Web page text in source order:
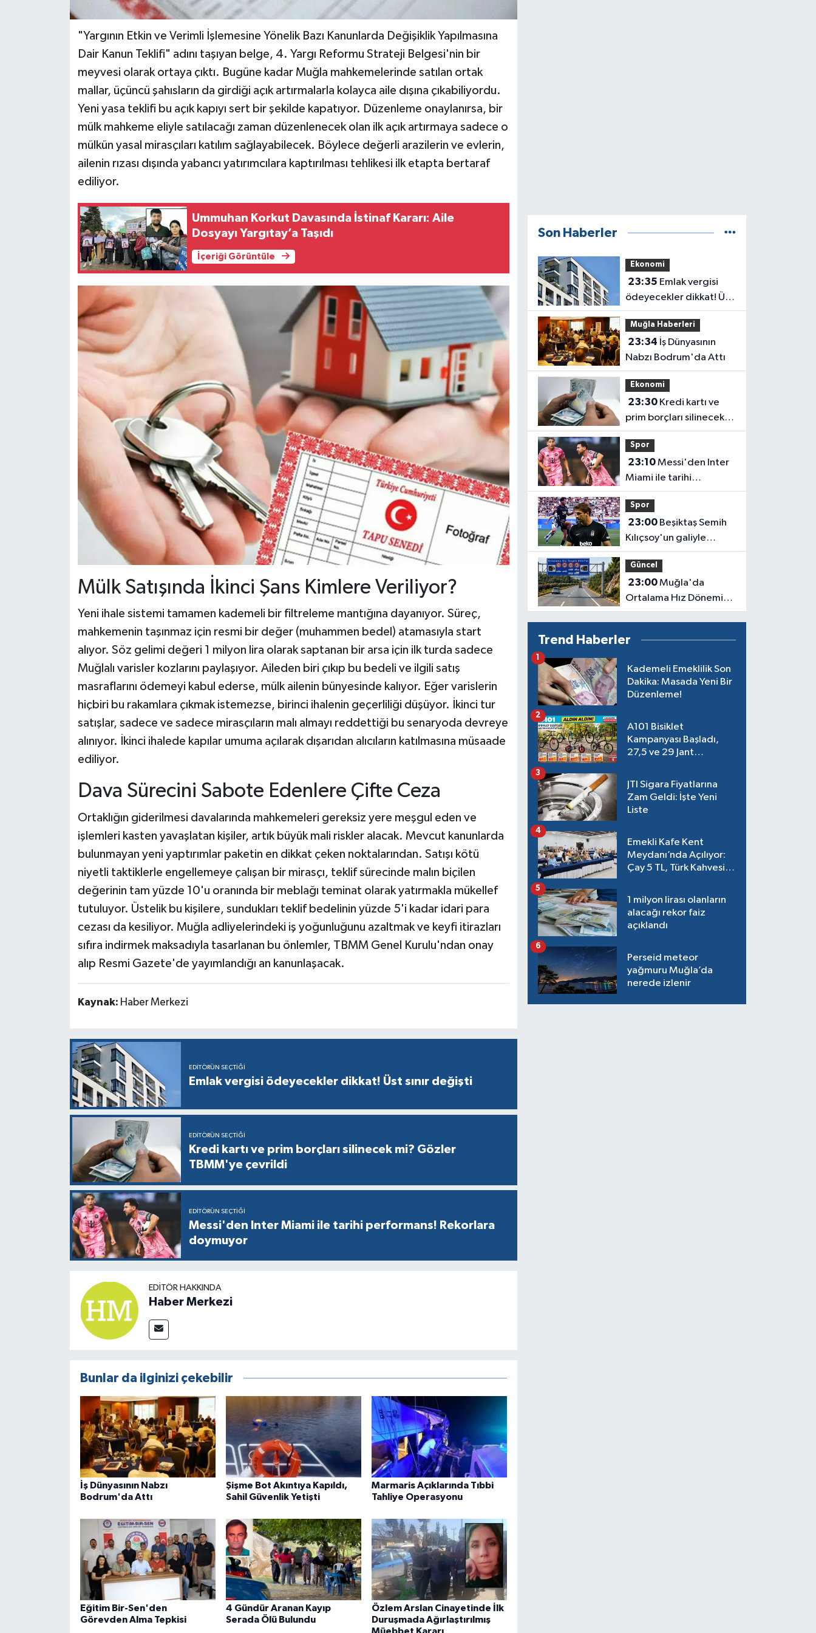
"Yargının Etkin ve Verimli İşlemesine Yönelik Bazı Kanunlarda Değişiklik Yapılmasına
Dair Kanun Teklifi" adını taşıyan belge, 4. Yargı Reformu Strateji Belgesi'nin bir
meyvesi olarak ortaya çıktı. Bugüne kadar Muğla mahkemelerinde satılan ortak
mallar, üçüncü şahısların da girdiği açık artırmalarla kolayca aile dışına çıkabiliyordu.
Yeni yasa teklifi bu açık kapıyı sert bir şekilde kapatıyor. Düzenleme onaylanırsa, bir
mülk mahkeme eliyle satılacağı zaman düzenlenecek olan ilk açık artırmaya sadece o
mülkün yasal mirasçıları katılım sağlayabilecek. Böylece değerli arazilerin ve evlerin,
ailenin rızası dışında yabancı yatırımcılara kaptırılması tehlikesi ilk etapta bertaraf
ediliyor.
Ummuhan Korkut Davasında İstinaf Kararı: Aile
Dosyayı Yargıtay’a Taşıdı
İçeriği Görüntüle
Mülk Satışında İkinci Şans Kimlere Veriliyor?
Yeni ihale sistemi tamamen kademeli bir filtreleme mantığına dayanıyor. Süreç,
mahkemenin taşınmaz için resmi bir değer (muhammen bedel) atamasıyla start
alıyor. Söz gelimi değeri 1 milyon lira olarak saptanan bir arsa için ilk turda sadece
Muğlalı varisler kozlarını paylaşıyor. Aileden biri çıkıp bu bedeli ve ilgili satış
masraflarını ödemeyi kabul ederse, mülk ailenin bünyesinde kalıyor. Eğer varislerin
hiçbiri bu rakamlara çıkmak istemezse, birinci ihalenin geçerliliği düşüyor. İkinci tur
satışlar, sadece ve sadece mirasçıların malı almayı reddettiği bu senaryoda devreye
alınıyor. İkinci ihalede kapılar umuma açılarak dışarıdan alıcıların katılmasına müsaade
ediliyor.
Dava Sürecini Sabote Edenlere Çifte Ceza
Ortaklığın giderilmesi davalarında mahkemeleri gereksiz yere meşgul eden ve
işlemleri kasten yavaşlatan kişiler, artık büyük mali riskler alacak. Mevcut kanunlarda
bulunmayan yeni yaptırımlar paketin en dikkat çeken noktalarından. Satışı kötü
niyetli taktiklerle engellemeye çalışan bir mirasçı, teklif sürecinde malın biçilen
değerinin tam yüzde 10'u oranında bir meblağı teminat olarak yatırmakla mükellef
tutuluyor. Üstelik bu kişilere, sundukları teklif bedelinin yüzde 5'i kadar idari para
cezası da kesiliyor. Muğla adliyelerindeki iş yoğunluğunu azaltmak ve keyfi itirazları
sıfıra indirmek maksadıyla tasarlanan bu önlemler, TBMM Genel Kurulu'ndan onay
alıp Resmi Gazete'de yayımlandığı an kanunlaşacak.
Kaynak: Haber Merkezi
EDITÖRÜN SEÇTIĞI
Emlak vergisi ödeyecekler dikkat! Üst sınır değişti
EDITÖRÜN SEÇTIĞI
Kredi kartı ve prim borçları silinecek mi? Gözler
TBMM'ye çevrildi
EDITÖRÜN SEÇTIĞI
Messi'den Inter Miami ile tarihi performans! Rekorlara
doymuyor
EDITÖR HAKKINDA
Haber Merkezi
Bunlar da ilginizi çekebilir
İş Dünyasının Nabzı
Bodrum'da Attı
Şişme Bot Akıntıya Kapıldı,
Sahil Güvenlik Yetişti
Marmaris Açıklarında Tıbbi
Tahliye Operasyonu
Eğitim Bir-Sen'den
Görevden Alma Tepkisi
4 Gündür Aranan Kayıp
Serada Ölü Bulundu
Özlem Arslan Cinayetinde İlk
Duruşmada Ağırlaştırılmış
Müebbet Kararı
Son Haberler
Ekonomi
23:35
ödeyecekler dikkat! Üst
sınır değişti
Muğla Haberleri
23:34
Nabzı Bodrum'da Attı
Ekonomi
23:30Kredi kartı ve
prim borçları silinecek
mi? Gözler TBMM'ye
çevrildi
Spor
23:10Messi'den Inter
Miami ile tarihi
performans! Rekorlara
doymuyor
Spor
23:00Beşiktaş Semih
Kılıçsoy'un galiyle
avantajı elde etti!
Güncel
23:00Muğla'da
Ortalama Hız Dönemi
Başlıyor
Trend Haberler
Kademeli Emeklilik Son
Dakika: Masada Yeni Bir
Düzenleme!
1
A101 Bisiklet
Kampanyası Başladı,
27,5 ve 29 Jant
2
JTI Sigara Fiyatlarına
Zam Geldi: İşte Yeni
Liste
3
Emekli Kafe Kent
Meydanı’nda Açılıyor:
Çay 5 TL, Türk Kahvesi
4
1 milyon lirası olanların
alacağı rekor faiz
açıklandı
5
Perseid meteor
yağmuru Muğla’da
nerede izlenir
6